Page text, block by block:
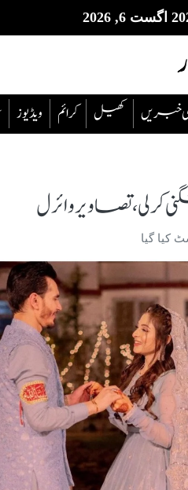
ویڈیوز ‎کرائم کھیل خبریں
تصاویر وائرل
کیا گیا